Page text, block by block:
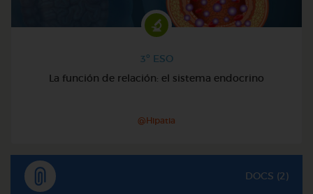
3º ESO
La función de relación: el sistema endocrino
@Hipatia
DOCS (2)